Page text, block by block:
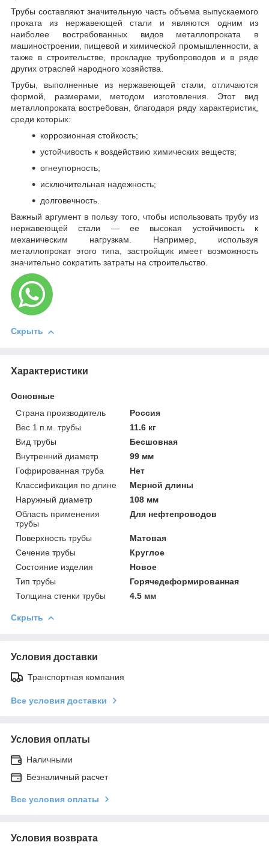
Трубы составляют значительную часть объема выпускаемого
проката из нержавеющей стали и являются одним из
наиболее востребованных видов металлопроката в
машиностроении, пищевой и химической промышленности, а
также в строительстве, прокладке трубопроводов и в ряде
других отраслей народного хозяйства.
Трубы, выполненные из нержавеющей стали, отличаются
формой, размерами, методом изготовления. Этот вид
металлопроката востребован, благодаря ряду характеристик,
среди которых:
коррозионная стойкость;
устойчивость к воздействию химических веществ;
огнеупорность;
исключительная надежность;
долговечность.
Важный аргумент в пользу того, чтобы использовать трубу из
нержавеющей стали — ее высокая устойчивость к
механическим нагрузкам. Например, используя
металлопрокат этого типа, застройщик имеет возможность
значительно сократить затраты на строительство.
Скрыть
Характеристики
Основные
Страна производитель
Россия
Вес 1 п.м. трубы
11.6 кг
Вид трубы
Бесшовная
Внутренний диаметр
99 мм
Гофрированная труба
Нет
Классификация по длине
Мерной длины
Наружный диаметр
108 мм
Область применения
трубы
Для нефтепроводов
Поверхность трубы
Матовая
Сечение трубы
Круглое
Состояние изделия
Новое
Тип трубы
Горячедеформированная
Толщина стенки трубы
4.5 мм
Скрыть
Условия доставки
Транспортная компания
Все условия доставки
Условия оплаты
Наличными
Безналичный расчет
Все условия оплаты
Условия возврата